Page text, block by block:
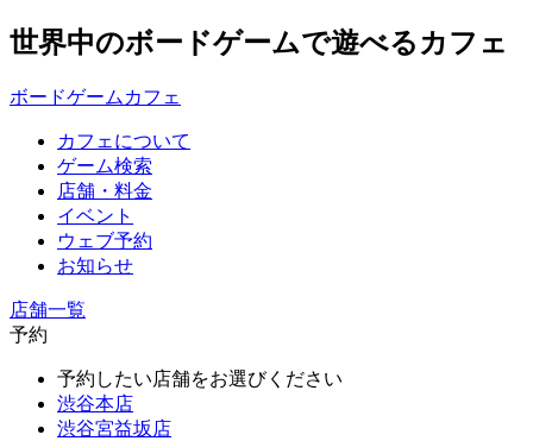
世界中のボードゲームで遊べるカフェ
ボードゲームカフェ
カフェについて
ゲーム検索
店舗・料金
イベント
ウェブ予約
お知らせ
店舗一覧
予約
予約したい店舗をお選びください
渋谷本店
渋谷宮益坂店